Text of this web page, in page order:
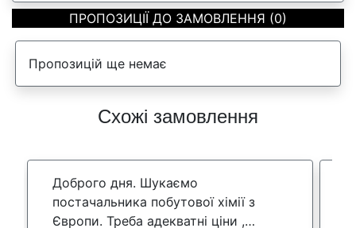
ПРОПОЗИЦІЇ ДО ЗАМОВЛЕННЯ (0)
Пропозицій ще немає
Схожі замовлення
Доброго дня. Шукаємо
постачальника побутової хімії з
Європи. Треба адекватні ціни ,